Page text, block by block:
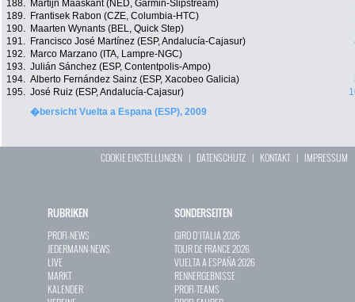
188.
Martijn Maaskant (NED, Garmin-Slipstream)
189.
Frantisek Rabon (CZE, Columbia-HTC)
190.
Maarten Wynants (BEL, Quick Step)
191.
Francisco José Martínez (ESP, Andalucía-Cajasur)
192.
Marco Marzano (ITA, Lampre-NGC)
193. Julián Sánchez (ESP, Contentpolis-Ampo)
194. Alberto Fernández Sainz (ESP, Xacobeo Galicia)
195. José Ruiz (ESP, Andalucía-Cajasur)
�bersicht Vuelta a Espana (ESP), 2009
COOKIE EINSTELLUNGEN | DATENSCHUTZ | KONTAKT| IMPRESSUM
RUBRIKEN
PROFI-NEWS
JEDERMANN-NEWS
LIVE
MARKT
KALENDER
SONDERSEITEN
GIRO D`ITALIA 2026
TOUR DE FRANCE 2026
VUELTA A ESPAÑA 2026
RENNERGEBNISSE
PROFI-TEAMS